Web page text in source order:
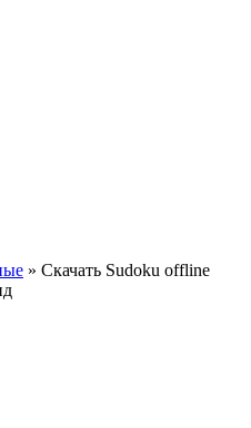
» Скачать Sudoku offline